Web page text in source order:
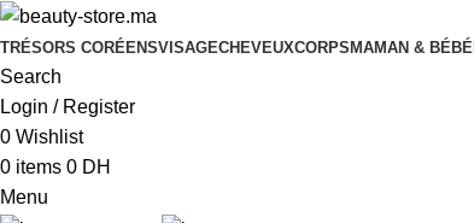
TRÉSORS CORÉENSVISAGECHEVEUXCORPS MAMAN & BÉBÉ
Search
Login / Register
0 Wishlist
0 items 0 DH
Menu